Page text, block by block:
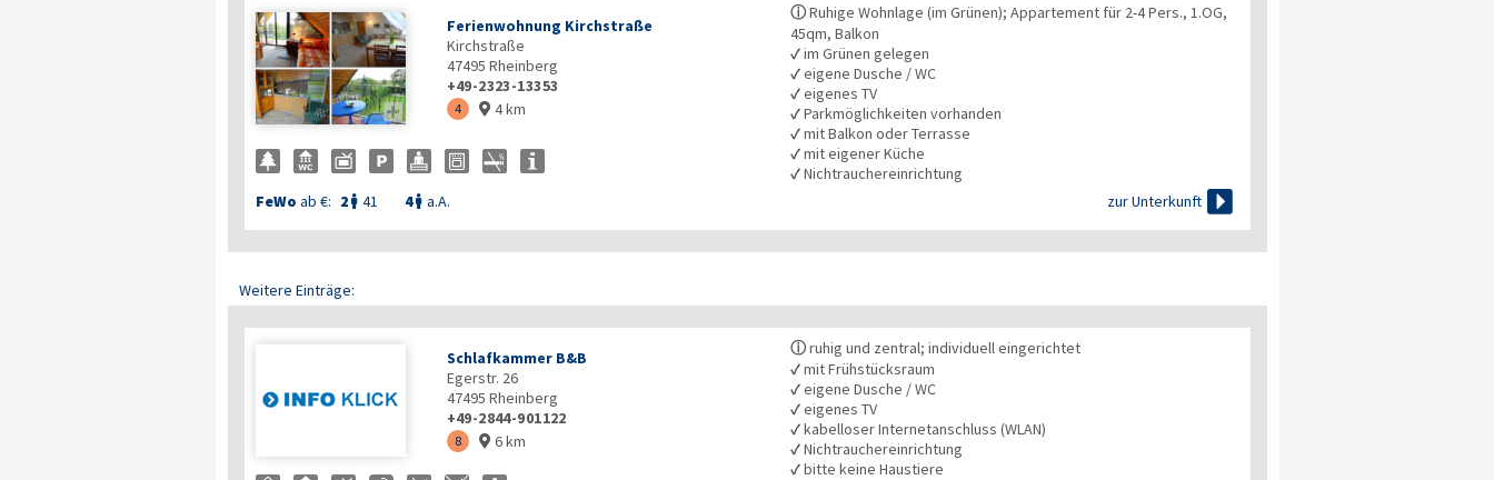

Ferienwohnung Kirchstraße
Kirchstraße
47495 Rheinberg
+49-2323-13353
4  4 km
FeWo ab €: 2  41 4 a.A.
ⓘRuhige Wohnlage (im Grünen); Appartement für 2-4 Pers., 1.OG,
45qm, Balkon
✓im Grünen gelegen
✓eigene Dusche / WC
✓eigenes TV
✓Parkmöglichkeiten vorhanden
✓mit Balkon oder Terrasse
✓mit eigener Küche
✓Nichtrauchereinrichtung
zur Unterkunft 
Weitere Einträge:
Schlafkammer B&B
Egerstr. 26
47495 Rheinberg
+49-2844-901122
8  6 km
ⓘruhig und zentral; individuell eingerichtet
✓mit Frühstücksraum
✓eigene Dusche / WC
✓eigenes TV
✓kabelloser Internetanschluss (WLAN)
✓Nichtrauchereinrichtung
✓bitte keine Haustiere